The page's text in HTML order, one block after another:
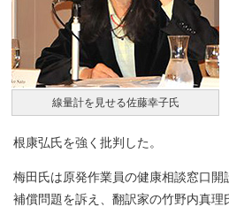
線量計を見せる佐藤幸子氏
根康弘氏を強く批判した。
梅田氏は原発作業員の健康相談窓口開
補償問題を訴え、翻訳家の竹野内真理